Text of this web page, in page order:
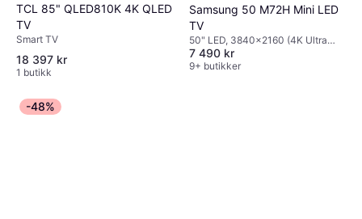
TCL 85" QLED810K 4K QLED
TV
Smart TV
18 397 kr
1 butikk
Samsung 50 M72H Mini LED
TV
50" LED, 3840x2160 (4K Ultra
HD)
7 490 kr
9+ butikker
-48%